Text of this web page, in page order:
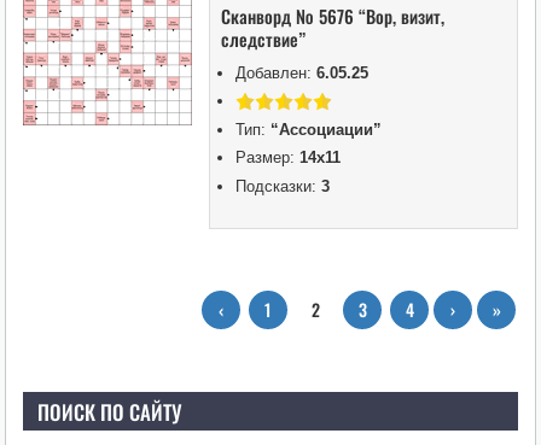
Сканворд № 5676 “Вор, визит,
следствие”
Добавлен:6.05.25
Тип: “Ассоциации”
Размер:14х11
Подсказки:3
‹ 1 2 3 4 › »
ПОИСК ПО САЙТУ